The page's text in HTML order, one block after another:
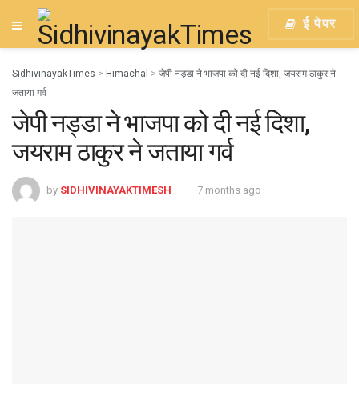
ई पेपर
SidhivinayakTimes > Himachal > जेपी नड्डा ने भाजपा को दी नई दिशा, जयराम ठाकुर ने
जताया गर्व
जेपी नड्डा ने भाजपा को दी नई दिशा,
जयराम ठाकुर ने जताया गर्व
by SIDHIVINAYAKTIMESH 7 months ago